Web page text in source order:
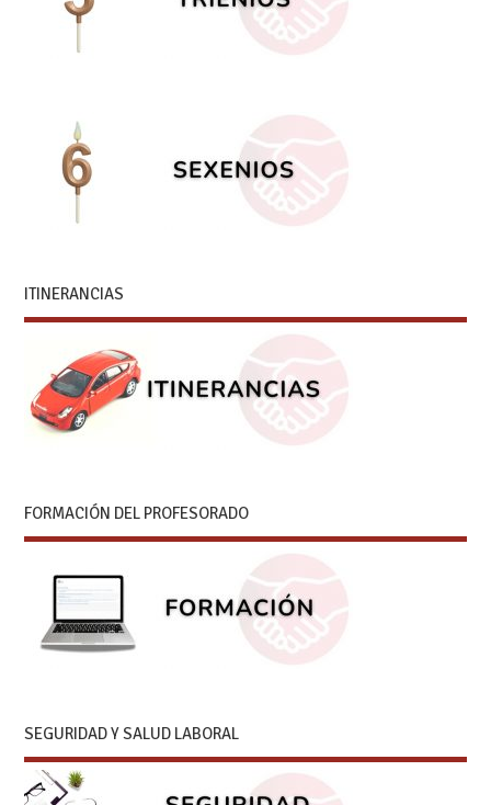
ITINERANCIAS
FORMACIÓN DEL PROFESORADO
SEGURIDAD Y SALUD LABORAL